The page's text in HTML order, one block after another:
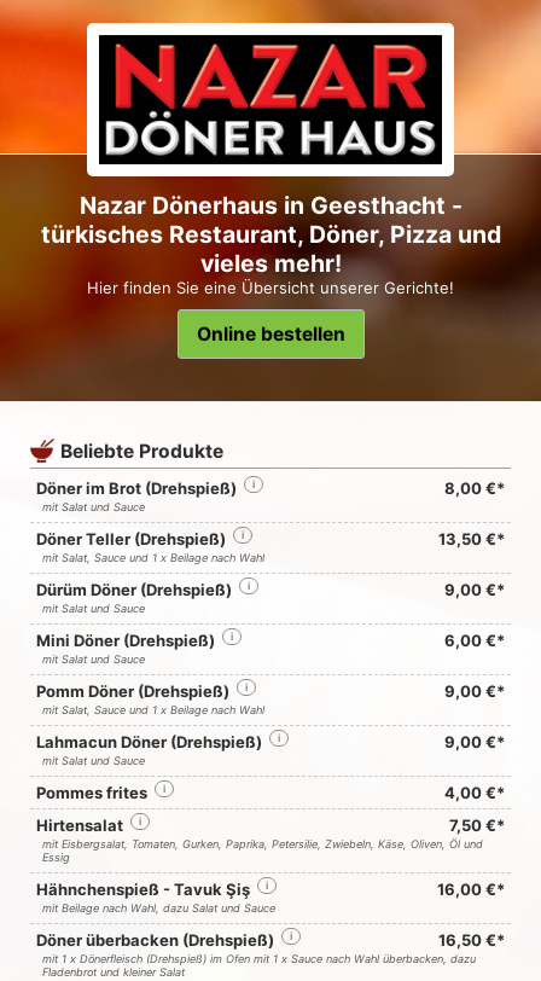
Nazar Dönerhaus in Geesthacht -
türkisches Restaurant, Döner, Pizza und
vieles mehr!
Hier finden Sie eine Übersicht unserer Gerichte!
Online bestellen
Beliebte Produkte
Döner im Brot (Drehspieß) i 8,00 €*
mit Salat und Sauce
Döner Teller (Drehspieß) i 13,50 €*
mit Salat, Sauce und 1 x Beilage nach Wahl
Dürüm Döner (Drehspieß) i 9,00 €*
mit Salat und Sauce
Mini Döner (Drehspieß) i 6,00 €*
mit Salat und Sauce
Pomm Döner (Drehspieß) i 9,00 €*
mit Salat, Sauce und 1 x Beilage nach Wahl
Lahmacun Döner (Drehspieß) i 9,00 €*
mit Salat und Sauce
Pommes frites i
4,00 €*
Hirtensalat
i 7,50 €*
mit Eisbergsalat, Tomaten, Gurken, Paprika, Petersilie, Zwiebeln, Käse, Oliven, Öl und
Essig
Hähnchenspieß - Tavuk Şiş i 16,00 €*
mit Beilage nach Wahl, dazu Salat und Sauce
Döner überbacken (Drehspieß) i 16,50 €*
mit 1 x Dönerfleisch (Drehspieß) im Ofen mit 1 x Sauce nach Wahl überbacken, dazu
Fladenbrot und kleiner Salat